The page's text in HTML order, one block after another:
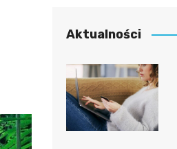
Aktualności